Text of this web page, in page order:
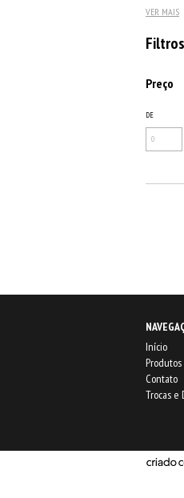
VER MAIS
Filtros
Preço
DE
Início
Produtos
Contato
Trocas e